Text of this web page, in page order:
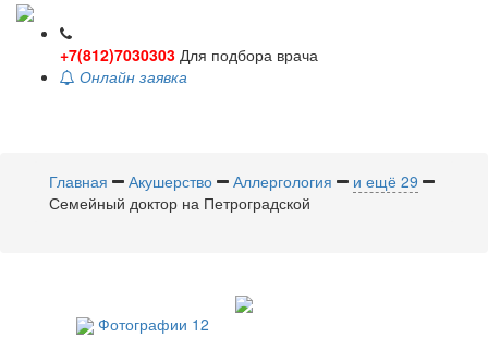
+7(812)7030303 Для подбора врача
Онлайн заявка
Главная
Акушерство Аллергология
и ещё 29
Семейный доктор на Петроградской
Фотографии 12